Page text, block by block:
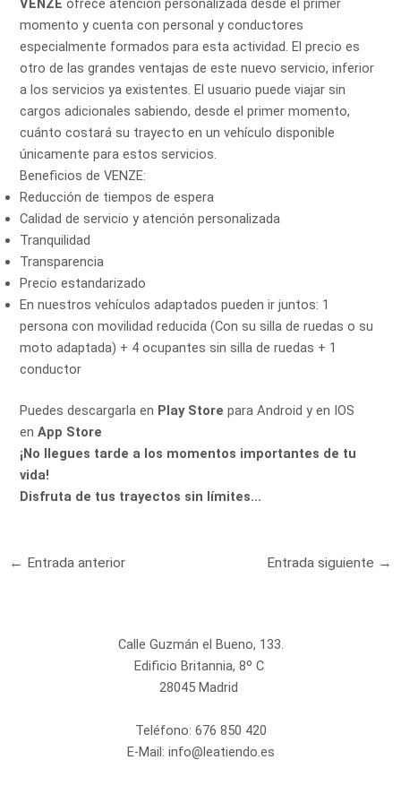
VENZE ofrece atención personalizada desde el primer
momento y cuenta con personal y conductores
especialmente formados para esta actividad. El precio es
otro de las grandes ventajas de este nuevo servicio, inferior
a los servicios ya existentes. El usuario puede viajar sin
cargos adicionales sabiendo, desde el primer momento,
cuánto costará su trayecto en un vehículo disponible
únicamente para estos servicios.
Beneficios de VENZE:
Reducción de tiempos de espera
Calidad de servicio y atención personalizada
Tranquilidad
Transparencia
Precio estandarizado
En nuestros vehículos adaptados pueden ir juntos: 1
persona con movilidad reducida (Con su silla de ruedas o su
moto adaptada) + 4 ocupantes sin silla de ruedas + 1
conductor
Puedes descargarla en Play Store para Android y en IOS
enApp Store
¡No llegues tarde a los momentos importantes de tu
vida!
Disfruta de tus trayectos sin límites…
← Entrada anterior Entrada siguiente →
Calle Guzmán el Bueno, 133.
Edificio Britannia, 8º C
28045 Madrid
Teléfono: 676 850 420
E-Mail: info@leatiendo.es